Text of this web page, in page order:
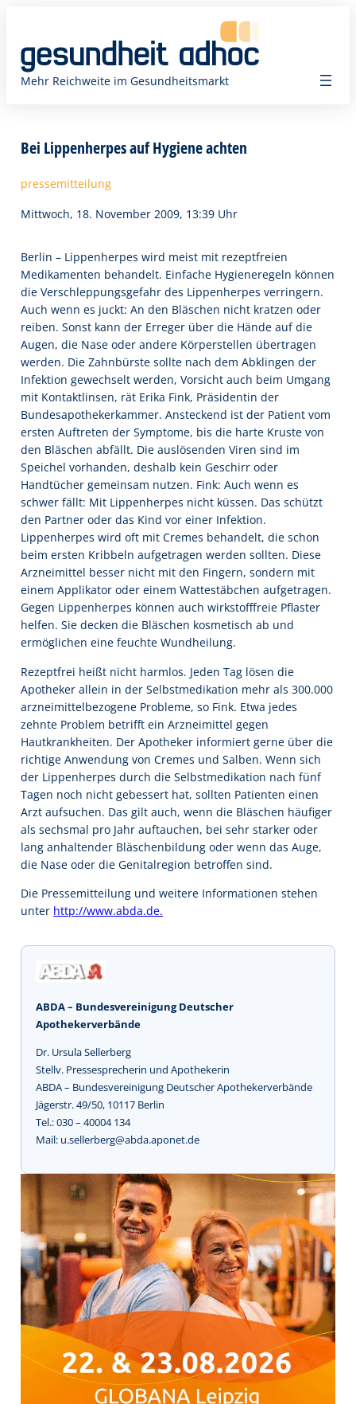
springen
Mehr Reichweite im Gesundheitsmarkt
Bei Lippenherpes auf Hygiene achten
pressemitteilung
Mittwoch, 18. November 2009, 13:39 Uhr
Berlin – Lippenherpes wird meist mit rezeptfreien
Medikamenten behandelt. Einfache Hygieneregeln können
die Verschleppungsgefahr des Lippenherpes verringern.
Auch wenn es juckt: An den Bläschen nicht kratzen oder
reiben. Sonst kann der Erreger über die Hände auf die
Augen, die Nase oder andere Körperstellen übertragen
werden. Die Zahnbürste sollte nach dem Abklingen der
Infektion gewechselt werden, Vorsicht auch beim Umgang
mit Kontaktlinsen, rät Erika Fink, Präsidentin der
Bundesapothekerkammer. Ansteckend ist der Patient vom
ersten Auftreten der Symptome, bis die harte Kruste von
den Bläschen abfällt. Die auslösenden Viren sind im
Speichel vorhanden, deshalb kein Geschirr oder
Handtücher gemeinsam nutzen. Fink: Auch wenn es
schwer fällt: Mit Lippenherpes nicht küssen. Das schützt
den Partner oder das Kind vor einer Infektion.
Lippenherpes wird oft mit Cremes behandelt, die schon
beim ersten Kribbeln aufgetragen werden sollten. Diese
Arzneimittel besser nicht mit den Fingern, sondern mit
einem Applikator oder einem Wattestäbchen aufgetragen.
Gegen Lippenherpes können auch wirkstofffreie Pflaster
helfen. Sie decken die Bläschen kosmetisch ab und
ermöglichen eine feuchte Wundheilung.
Rezeptfrei heißt nicht harmlos. Jeden Tag lösen die
Apotheker allein in der Selbstmedikation mehr als 300.000
arzneimittelbezogene Probleme, so Fink. Etwa jedes
zehnte Problem betrifft ein Arzneimittel gegen
Hautkrankheiten. Der Apotheker informiert gerne über die
richtige Anwendung von Cremes und Salben. Wenn sich
der Lippenherpes durch die Selbstmedikation nach fünf
Tagen noch nicht gebessert hat, sollten Patienten einen
Arzt aufsuchen. Das gilt auch, wenn die Bläschen häufiger
als sechsmal pro Jahr auftauchen, bei sehr starker oder
lang anhaltender Bläschenbildung oder wenn das Auge,
die Nase oder die Genitalregion betroffen sind.
Die Pressemitteilung und weitere Informationen stehen
unter http://www.abda.de.
ABDA – Bundesvereinigung Deutscher
Apothekerverbände
Dr. Ursula Sellerberg
Stellv. Pressesprecherin und Apothekerin
ABDA – Bundesvereinigung Deutscher Apothekerverbände
Jägerstr. 49/50, 10117 Berlin
Tel.: 030 – 40004 134
Mail: u.sellerberg@abda.aponet.de